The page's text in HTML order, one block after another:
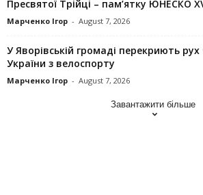
Пресвятої Трійці – пам’ятку ЮНЕСКО
Марченко Ігор - August 7, 2026
У Яворівській громаді перекриють
України з велоспорту
Марченко Ігор - August 7, 2026
Завантажити більше